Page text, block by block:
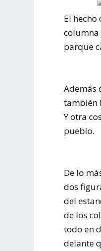
El
columna
parque
Además
también
Y otra
pueblo.
De lo
dos
del
de los
todo en
delante